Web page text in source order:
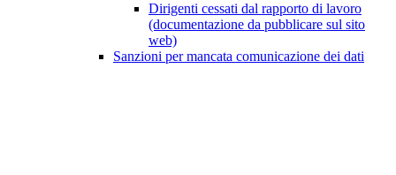
Dirigenti cessati dal rapporto di lavoro
(documentazione da pubblicare sul sito
web)
Sanzioni per mancata comunicazione dei dati